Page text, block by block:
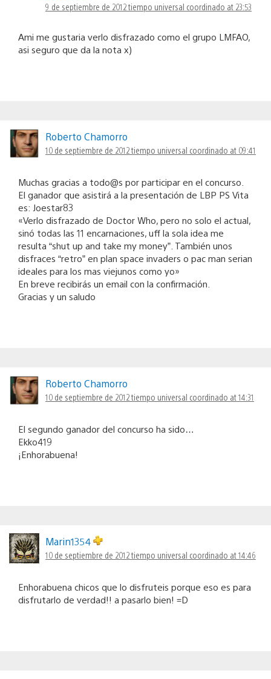
9 de septiembre de 2012 tiempo universal coordinado at 23:53
Ami me gustaria verlo disfrazado como el grupo LMFAO,
asi seguro que da la nota x)
Roberto Chamorro
10 de septiembre de 2012 tiempo universal coordinado at 09:41
Muchas gracias a todo@s por participar en el concurso.
El ganador que asistirá a la presentación de LBP PS Vita
es: Joestar83
«Verlo disfrazado de Doctor Who, pero no solo el actual,
sinó todas las 11 encarnaciones, uff la sola idea me
resulta “shut up and take my money”. También unos
disfraces “retro” en plan space invaders o pac man serian
ideales para los mas viejunos como yo»
En breve recibirás un email con la confirmación.
Gracias y un saludo
Roberto Chamorro
10 de septiembre de 2012 tiempo universal coordinado at 14:31
El segundo ganador del concurso ha sido…
Ekko419
¡Enhorabuena!
Marin1354
10 de septiembre de 2012 tiempo universal coordinado at 14:46
Enhorabuena chicos que lo disfruteis porque eso es para
disfrutarlo de verdad!! a pasarlo bien! =D